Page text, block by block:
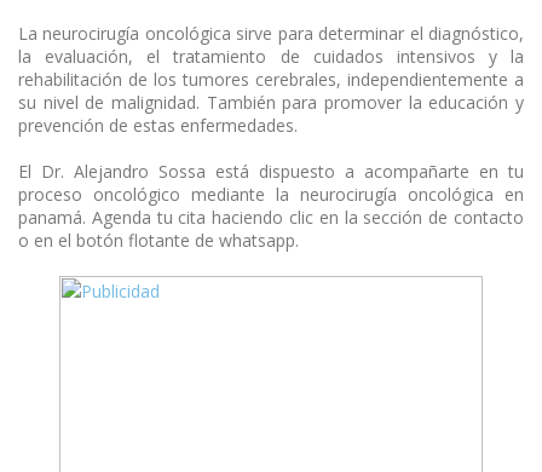
La neurocirugía oncológica sirve para determinar el diagnóstico,
la evaluación, el tratamiento de cuidados intensivos y la
rehabilitación de los tumores cerebrales, independientemente a
su nivel de malignidad. También para promover la educación y
prevención de estas enfermedades.
El Dr. Alejandro Sossa está dispuesto a acompañarte en tu
proceso oncológico mediante la neurocirugía oncológica en
panamá. Agenda tu cita haciendo clic en la sección de contacto
o en el botón flotante de whatsapp.